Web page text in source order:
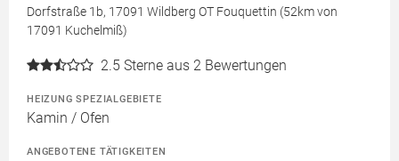
Dorfstraße 1b, 17091 Wildberg OT Fouquettin (52km von
17091 Kuchelmiß)
2.5 Sterne aus 2 Bewertungen
HEIZUNG SPEZIALGEBIETE
Kamin / Ofen
ANGEBOTENE TÄTIGKEITEN